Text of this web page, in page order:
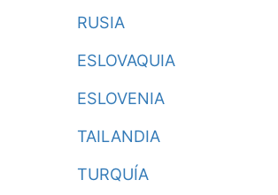
RUSIA
ESLOVAQUIA
ESLOVENIA
TAILANDIA
TURQUÍA